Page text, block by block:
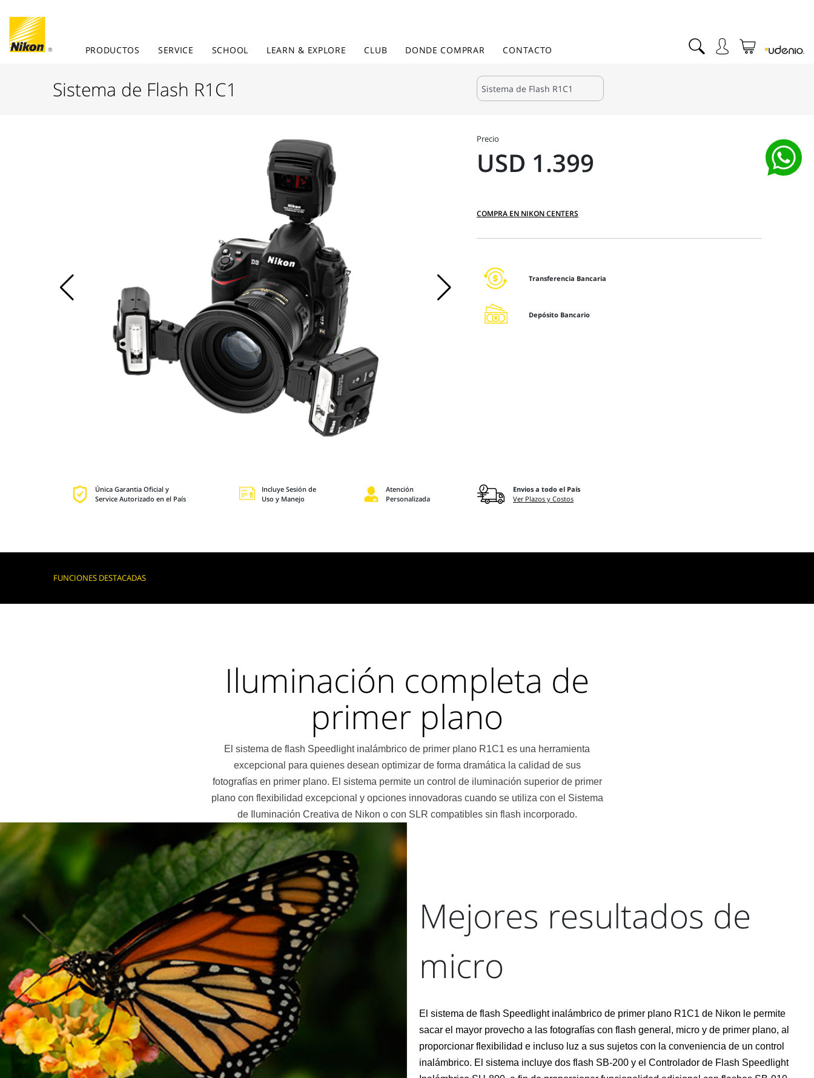
PRODUCTOS SERVICE SCHOOL LEARN & EXPLORE CLUB DONDE COMPRAR CONTACTO
Sistema de Flash R1C1
Precio
USD 1.399
COMPRA EN NIKON CENTERS
Transferencia Bancaria
Depósito Bancario
Única Garantia Oficial y
Service Autorizado en el País
Incluye Sesión de
Uso y Manejo
Atención
Personalizada
Envios a todo el País
Ver Plazos y Costos
FUNCIONES DESTACADAS
Iluminación completa de
primer plano
El sistema de flash Speedlight inalámbrico de primer plano R1C1 es una herramienta
excepcional para quienes desean optimizar de forma dramática la calidad de sus
fotografías en primer plano. El sistema permite un control de iluminación superior de primer
plano con flexibilidad excepcional y opciones innovadoras cuando se utiliza con el Sistema
de Iluminación Creativa de Nikon o con SLR compatibles sin flash incorporado.
Mejores resultados de
micro
El sistema de flash Speedlight inalámbrico de primer plano R1C1 de Nikon le permite
sacar el mayor provecho a las fotografías con flash general, micro y de primer plano, al
proporcionar flexibilidad e incluso luz a sus sujetos con la conveniencia de un control
inalámbrico. El sistema incluye dos flash SB-200 y el Controlador de Flash Speedlight